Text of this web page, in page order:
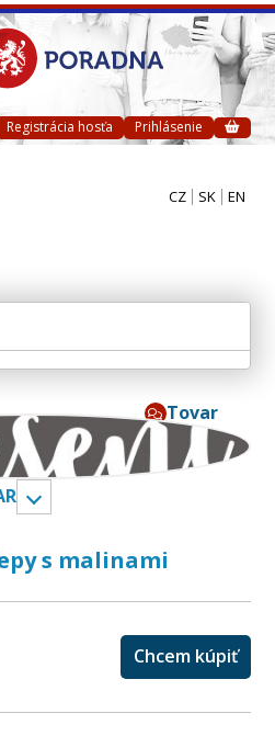
Registrácia hosťa Prihlásenie
CZ SK EN
Tovar
ve skle
s malinami
Chcem kúpiť